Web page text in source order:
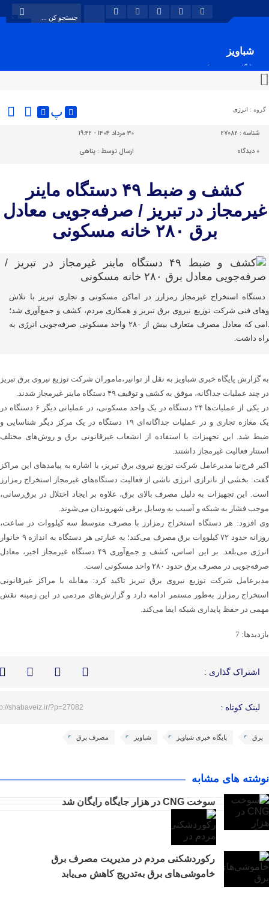
شباویز
پایگاه خبری شباویز
گروه : انرژی پ
شناسه : 27082
۳۰ مرداد ۱۴۰۴ - ۱۹:۴۲
۰ دیدگاه ارسال توسط :پناهی
کشف و ضبط ۴۹ دستگاه ماینر
غیرمجاز در تبریز / صرفه‌جویی معادل
برق ۲۸۰ خانه مسکونی
۴۹ دستگاه استخراج غیرمجاز رمزارز در اماکن مسکونی و تجاری تبریز با تلاش
فنی شرکت توزیع نیروی برق تبریز و همکاری مردم، کشف و جمع‌آوری شد؛
اقدامی که معادل مصرف متعارف بیش از ۲۸۰ واحد مسکونی صرفه‌جویی انرژی به
داشت.
به گزارش پایگاه خبری شباویز به نقل از توانیر،ماموران شرکت توزیع نیروی برق تبریز
در چند عملیات جداگانه، موفق به کشف و توقیف ۴۹ دستگاه ماینر غیرمجاز شدند.
در یکی از عملیات‌ها ۲۴ دستگاه در یک واحد مسکونی، در عملیاتی دیگر ۶ دستگاه در
یک مغازه تجاری و در عملیات جداگانه‌ای ۱۹ دستگاه در یک مرکز دیگر شناسایی و
ضبط شد. این تجهیزات با استفاده از انشعاب غیرقانونی برق و روش‌های مختلف
استتار فعالیت غیرمجاز داشتند.
اکبر فرج‌نیا مدیرعامل شرکت توزیع نیروی برق تبریز، با اشاره به پیامدهای این مراکز
گفت: بخشی از ناترازی انرژی ناشی از فعالیت دستگاه‌های غیرمجاز استخراج رمزارز
است. این تجهیزات به دلیل مصرف بالای برق، علاوه بر ایجاد اختلال در برق‌رسانی،
موجب فشار به شبکه و آسیب به وسایل برقی شهروندان می‌شوند.
وی افزود: هر دستگاه استخراج رمزارز با مصرف متوسط سه کیلووات در ساعت،
روزانه حدود ۷۲ کیلووات برق مصرف می‌کند؛ به عبارتی هر دستگاه به اندازه ۹ خانوار
انرژی می‌بلعد. بر این اساس، کشف و جمع‌آوری ۴۹ دستگاه غیرمجاز اخیر، معادل
صرفه‌جویی در مصرف برق حدود ۲۸۰ واحد مسکونی است.
مدیرعامل شرکت توزیع نیروی برق تبریز تاکید کرد: مقابله با مراکز غیرقانونی
استخراج رمزارز به‌طور مستمر ادامه دارد و گزارش‌های مردمی در این زمینه نقش
مهمی در حفظ پایداری شبکه ایفا می‌کند.
بازدیدها: 7
اشتراک گذاری :
لینک کوتاه : shabaveiz.ir/?p=27082
برق پایگاه خبری شباویز شباویز مصرف برق
نوشته های مشابه
سوخت CNG در هزار جایگاه رایگان شد
رکوردشکنی مردم در مدیریت مصرف برق
خاموشی‌های برق به‌تدریج کاهش می‌یابد